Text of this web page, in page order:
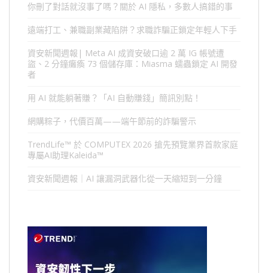
你刪了對話就沒事了嗎？關於 AI 隱私，多數人搞錯的事
遠端打工、兼職副業藏陷阱？求職詐騙正鎖定年輕人下手
資安新聞週報| Meta AI 成資安破口逾 2 萬 IG 帳號遭
盜、2 分鐘癱瘓 73 個儲存庫：Miasma 蠕蟲鎖定 AI 開發
者
用 AI 就能躺著賺？「AI 自動賺錢」簡訊別點！
網購粽子，代價百萬——端午節前的詐騙警示
TrendLife™ 於 COMPUTEX 2026 搶先預覽業界首款家庭
專屬AI助理Kaleida™
資安新聞週報｜AI 讓漏洞武器化從一天縮短到一分鐘